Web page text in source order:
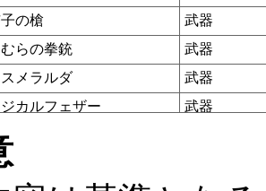
の槍
武器
らの拳銃
武器
メラルダ
武器
カルフェザー
武器
ドトキャドー
ルゴアーク